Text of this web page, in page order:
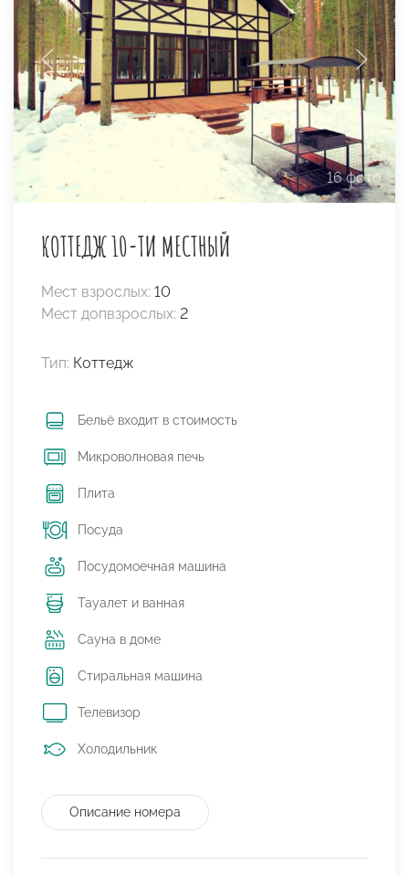
16 фото
КОТТЕДЖ 10-ТИ МЕСТНЫЙ
Мест взрослых: 10
Мест допвзрослых: 2
Тип: Коттедж
Бельё входит в стоимость
Микроволновая печь
Плита
Посуда
Посудомоечная машина
Тауалет и ванная
Сауна в доме
Стиральная машина
Телевизор
Холодильник
Описание номера